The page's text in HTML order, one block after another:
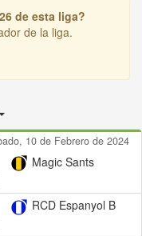
de esta liga?
de la liga.
10 de Febrero de 2024
Magic Sants
RCD Espanyol B